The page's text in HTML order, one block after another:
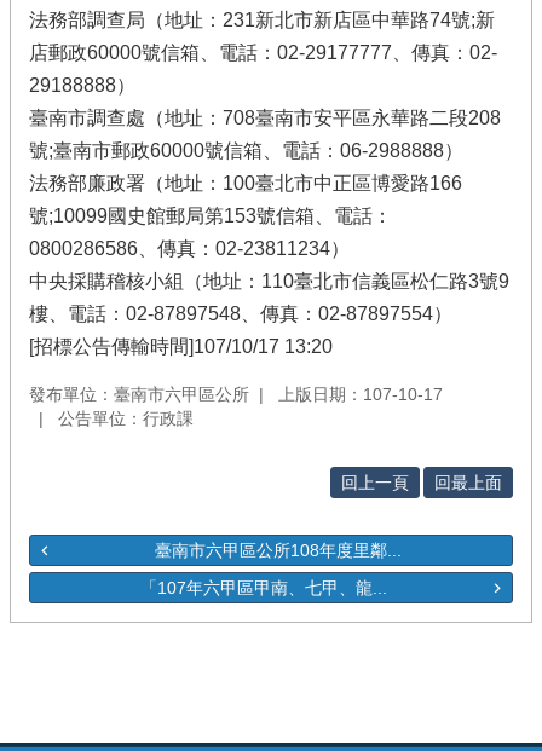
法務部調查局（地址：231新北市新店區中華路74號;新
店郵政60000號信箱、電話：02-29177777、傳真：02-
29188888）
臺南市調查處（地址：708臺南市安平區永華路二段208
號;臺南市郵政60000號信箱、電話：06-2988888）
法務部廉政署（地址：100臺北市中正區博愛路166
號;10099國史館郵局第153號信箱、電話：
0800286586、傳真：02-23811234）
中央採購稽核小組（地址：110臺北市信義區松仁路3號9
樓、電話：02-87897548、傳真：02-87897554）
[招標公告傳輸時間]107/10/17 13:20
發布單位：臺南市六甲區公所
上版日期：107-10-17
公告單位：行政課
回上一頁 回最上面
臺南市六甲區公所108年度里鄰...
「107年六甲區甲南、七甲、龍...